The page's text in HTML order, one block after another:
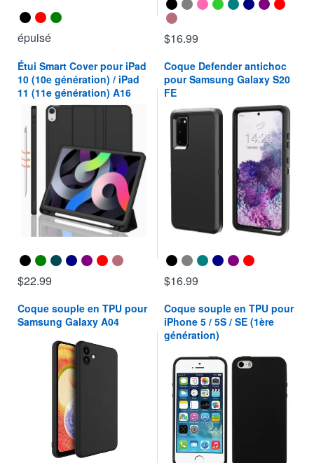
épuisé $16.99
Étui Smart Cover pour iPad
10 (10e génération) / iPad
11 (11e génération) A16
$22.99
Coque Defender antichoc
pour Samsung Galaxy S20
FE
$16.99
Coque souple en TPU pour
Samsung Galaxy A04
Coque souple en TPU pour
iPhone 5 / 5S / SE (1ère
génération)